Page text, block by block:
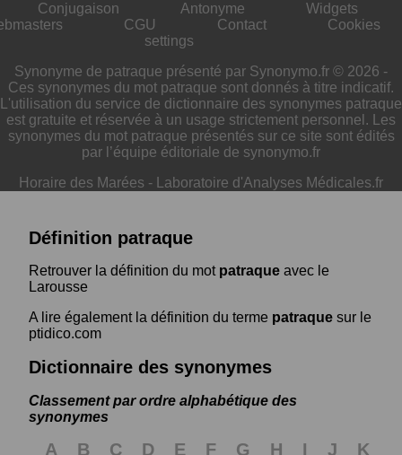
Conjugaison Antonyme
Widgets
CGU Contact
Cookies
settings
Synonyme de patraque présenté par Synonymo.fr © 2026 -
Ces synonymes du mot patraque sont donnés à titre indicatif.
L'utilisation du service de dictionnaire des synonymes patraque
est gratuite et réservée à un usage strictement personnel. Les
synonymes du mot patraque présentés sur ce site sont édités
par l’équipe éditoriale de synonymo.fr
Horaire des Marées - Laboratoire d'Analyses Médicales.fr
Définition patraque
Retrouver la définition du mot patraque avec le
Larousse
A lire également la définition du terme patraque sur le
ptidico.com
Dictionnaire des synonymes
Classement par ordre alphabétique des
synonymes
A B C D E F G H I J K